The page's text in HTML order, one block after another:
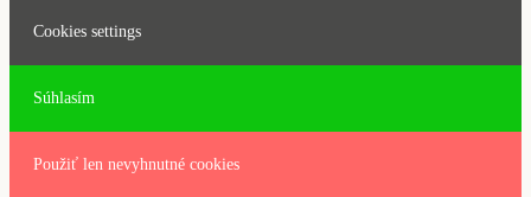
Cookies settings
Súhlasím
Použiť len nevyhnutné cookies